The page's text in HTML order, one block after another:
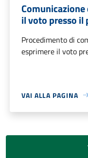
il voto presso
Procedimento di
esprimere il voto
VAI ALLA PAGINA